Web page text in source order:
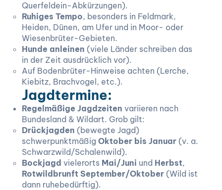
Querfeldein-Abkürzungen).
Ruhiges Tempo, besonders in Feldmark,
Heiden, Dünen, am Ufer und in Moor- oder
Wiesenbrüter-Gebieten.
Hunde anleinen (viele Länder schreiben das
in der Zeit ausdrücklich vor).
Auf Bodenbrüter-Hinweise achten (Lerche,
Kiebitz, Brachvogel, etc.).
Jagdtermine:
Regelmäßige Jagdzeiten variieren nach
Bundesland & Wildart. Grob gilt:
Drückjagden (bewegte Jagd)
schwerpunktmäßig Oktober bis Januar (v. a.
Schwarzwild/Schalenwild).
Bockjagd vielerorts Mai/Juni und Herbst,
Rotwildbrunft September/Oktober (Wild ist
dann ruhebedürftig).